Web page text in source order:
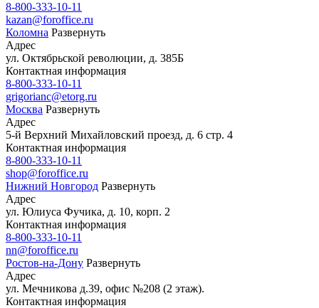
8-800-333-10-11
kazan@foroffice.ru
Коломна Развернуть
Адрес
ул. Октябрьской революции, д. 385Б
Контактная информация
8-800-333-10-11
grigorianc@etorg.ru
Москва Развернуть
Адрес
5-й Верхний Михайловский проезд, д. 6 стр. 4
Контактная информация
8-800-333-10-11
shop@foroffice.ru
Нижний Новгород Развернуть
Адрес
ул. Юлиуса Фучика, д. 10, корп. 2
Контактная информация
8-800-333-10-11
nn@foroffice.ru
Ростов-на-Дону Развернуть
Адрес
ул. Мечникова д.39, офис №208 (2 этаж).
Контактная информация